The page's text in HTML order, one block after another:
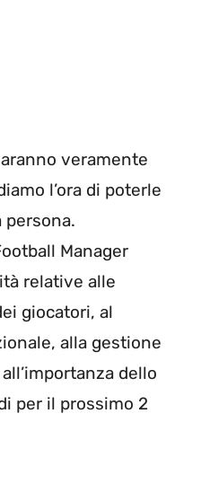
veramente
l’ora di poterle
Manager
relative alle
giocatori, al
alla gestione
dello
per il prossimo 2